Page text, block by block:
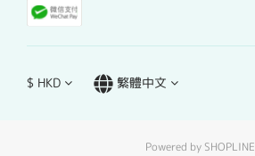
$ HKD 繁體中文
Powered by SHOPLINE